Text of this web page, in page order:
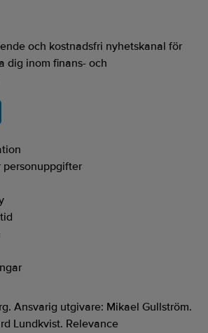
och kostnadsfri nyhetskanal för
dig inom finans- och
Ansvarig utgivare: Mikael Gullström.
Lundkvist. Relevance